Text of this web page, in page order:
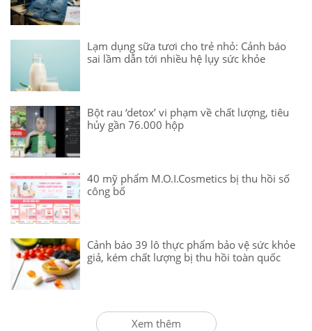
Lạm dụng sữa tươi cho trẻ nhỏ: Cảnh báo
sai lầm dẫn tới nhiều hệ lụy sức khỏe
Bột rau ‘detox’ vi phạm về chất lượng, tiêu
hủy gần 76.000 hộp
40 mỹ phẩm M.O.I.Cosmetics bị thu hồi số
công bố
Cảnh báo 39 lô thực phẩm bảo vệ sức khỏe
giả, kém chất lượng bị thu hồi toàn quốc
Xem thêm